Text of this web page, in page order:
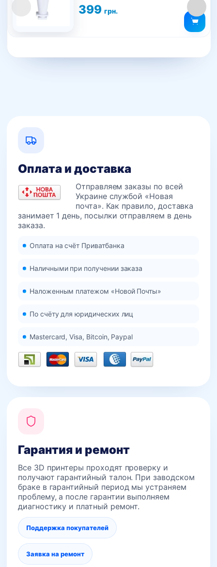
399 грн.
Оплата и доставка
Отправляем заказы по всей
Украине службой «Новая
почта». Как правило, доставка
занимает 1 день, посылки отправляем в день
заказа.
Оплата на счёт Приватбанка
Наличными при получении заказа
Наложенным платежом «Новой Почты»
По счёту для юридических лиц
Mastercard, Visa, Bitcoin, Paypal
Гарантия и ремонт
Все 3D принтеры проходят проверку и
получают гарантийный талон. При заводском
браке в гарантийный период мы устраняем
проблему, а после гарантии выполняем
диагностику и платный ремонт.
Поддержка покупателей
Заявка на ремонт